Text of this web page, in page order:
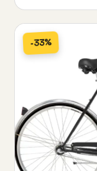
-33%